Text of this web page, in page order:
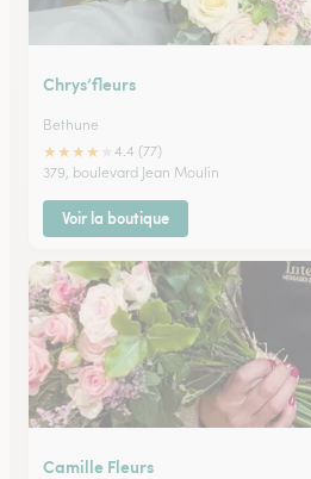
Chrys’fleurs
Bethune
★★★★
4.4 (77)
379, boulevard Jean Moulin
Voir la boutique
Camille Fleurs